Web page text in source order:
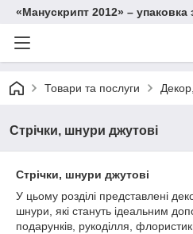
«Манускрипт 2012» – упаковка
Товари та послуги
Стрічки, шнури джутові
Стрічки, шнури джутові
У цьому розділі представлені
шнури, які стануть ідеальним
подарунків, рукоділля,